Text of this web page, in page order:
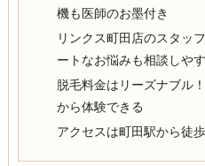
機も医師のお墨付き
リンクス町田店のスタッ
ートなお悩みも相談しや
脱毛料金はリーズナブル
から体験できる
アクセスは町田駅から徒